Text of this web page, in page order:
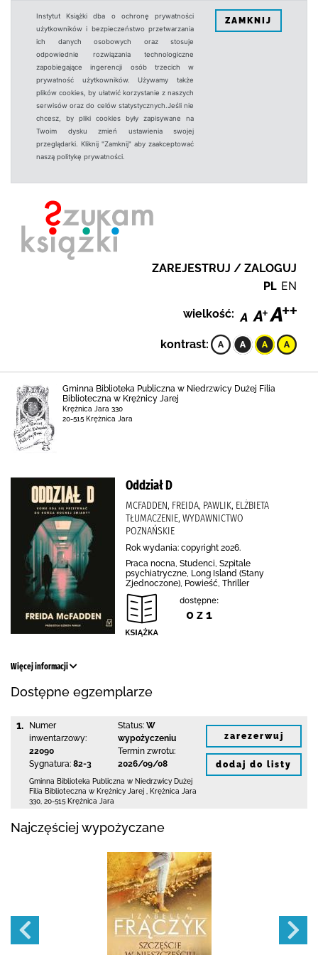
Instytut Książki dba o ochronę prywatności
użytkowników i bezpieczeństwo przetwarzania
ich danych osobowych oraz stosuje
odpowiednie rozwiązania technologiczne
zapobiegające ingerencji osób trzecich w
prywatność użytkowników. Używamy także
plików cookies, by ułatwić korzystanie z naszych
serwisów oraz do celów statystycznych.Jeśli nie
chcesz, by pliki cookies były zapisywane na
Twoim dysku zmień ustawienia swojej
przeglądarki. Kliknij "Zamknij" aby zaakceptować
naszą politykę prywatności.
ZAMKNIJ
ZAREJESTRUJ / ZALOGUJ
PL EN
wielkość:
kontrast:
Gminna Biblioteka Publiczna w Niedrzwicy Dużej Filia
Biblioteczna w Krężnicy Jarej
Krężnica Jara 330
20-515 Krężnica Jara
Oddział D
MCFADDEN, FREIDA, PAWLIK, ELŻBIETA
TŁUMACZENIE, WYDAWNICTWO
POZNAŃSKIE
Rok wydania: copyright 2026.
Praca nocna, Studenci, Szpitale
psychiatryczne, Long Island (Stany
Zjednoczone), Powieść, Thriller
dostępne:
0 z 1
Więcej informacji
Dostępne egzemplarze
1.
Numer
inwentarzowy:
22090
Sygnatura: 82-3
Status: W
wypożyczeniu
Termin zwrotu:
2026/09/08
Gminna Biblioteka Publiczna w Niedrzwicy Dużej
Filia Biblioteczna w Krężnicy Jarej
Krężnica Jara
330 20-515 Krężnica Jara
zarezerwuj
dodaj do listy
Najczęściej wypożyczane